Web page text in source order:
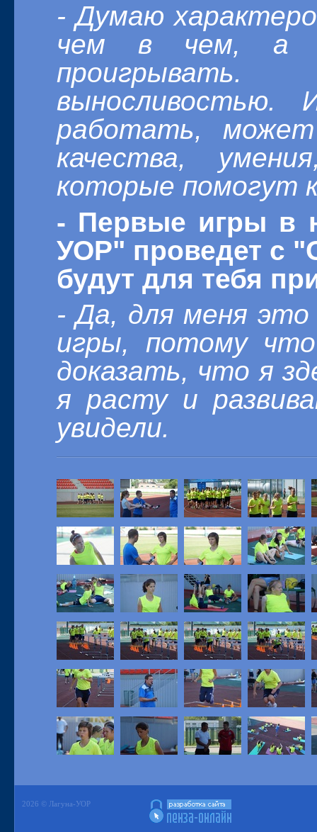
- Думаю
чем в чем, а в
выносливостью.
работать,
качества,
которые помогут
- Первые игры в
УОР" проведет с
будут для тебя
- Да, для меня это
игры, потому
доказать, что я
я расту и
увидели.
2026 © Лагуна-УОР